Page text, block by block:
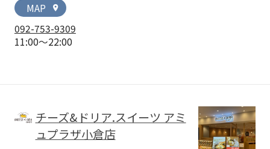
MAP
location_on
092-753-9309
11:00～22:00
チーズ&ドリア.スイーツ アミ
ュプラザ小倉店